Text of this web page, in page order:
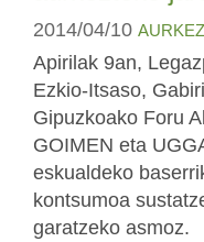
2014/04/10
Apirilak 9an,
Ezkio-Itsaso,
Gipuzkoako Foru
GOIMEN eta
eskualdeko
kontsumoa
garatzeko asmoz.